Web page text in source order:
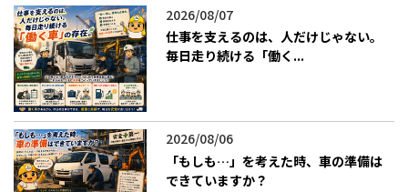
2026/08/07
仕事を支えるのは、人だけじゃない。
毎日走り続ける「働く...
2026/08/06
「もしも…」を考えた時、車の準備は
できていますか？